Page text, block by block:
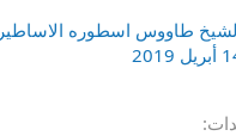
طاووس اسطوره الاساطير
2019